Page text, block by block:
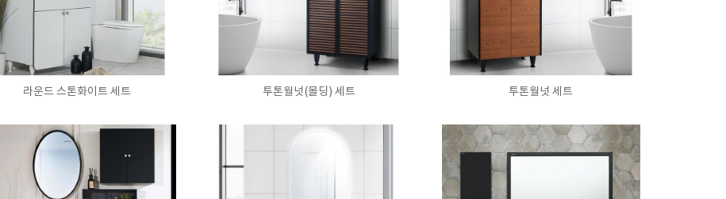
라운드 스톤화이트 세트 투톤월넛(몰딩) 세트 투톤월넛 세트